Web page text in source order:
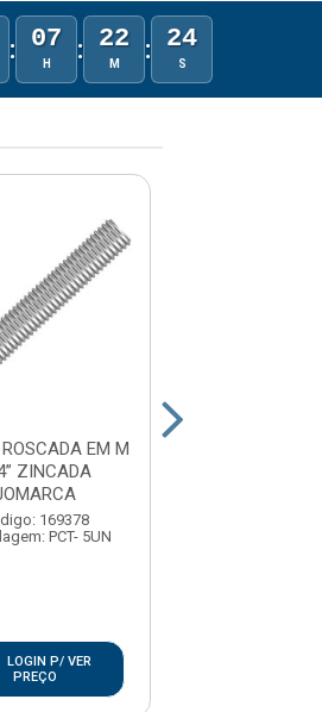
: 07
H : 22
M : 24
S
EM M
ZINCADA
169378
PCT- 5UN
LOGIN P/ VER
PREÇO